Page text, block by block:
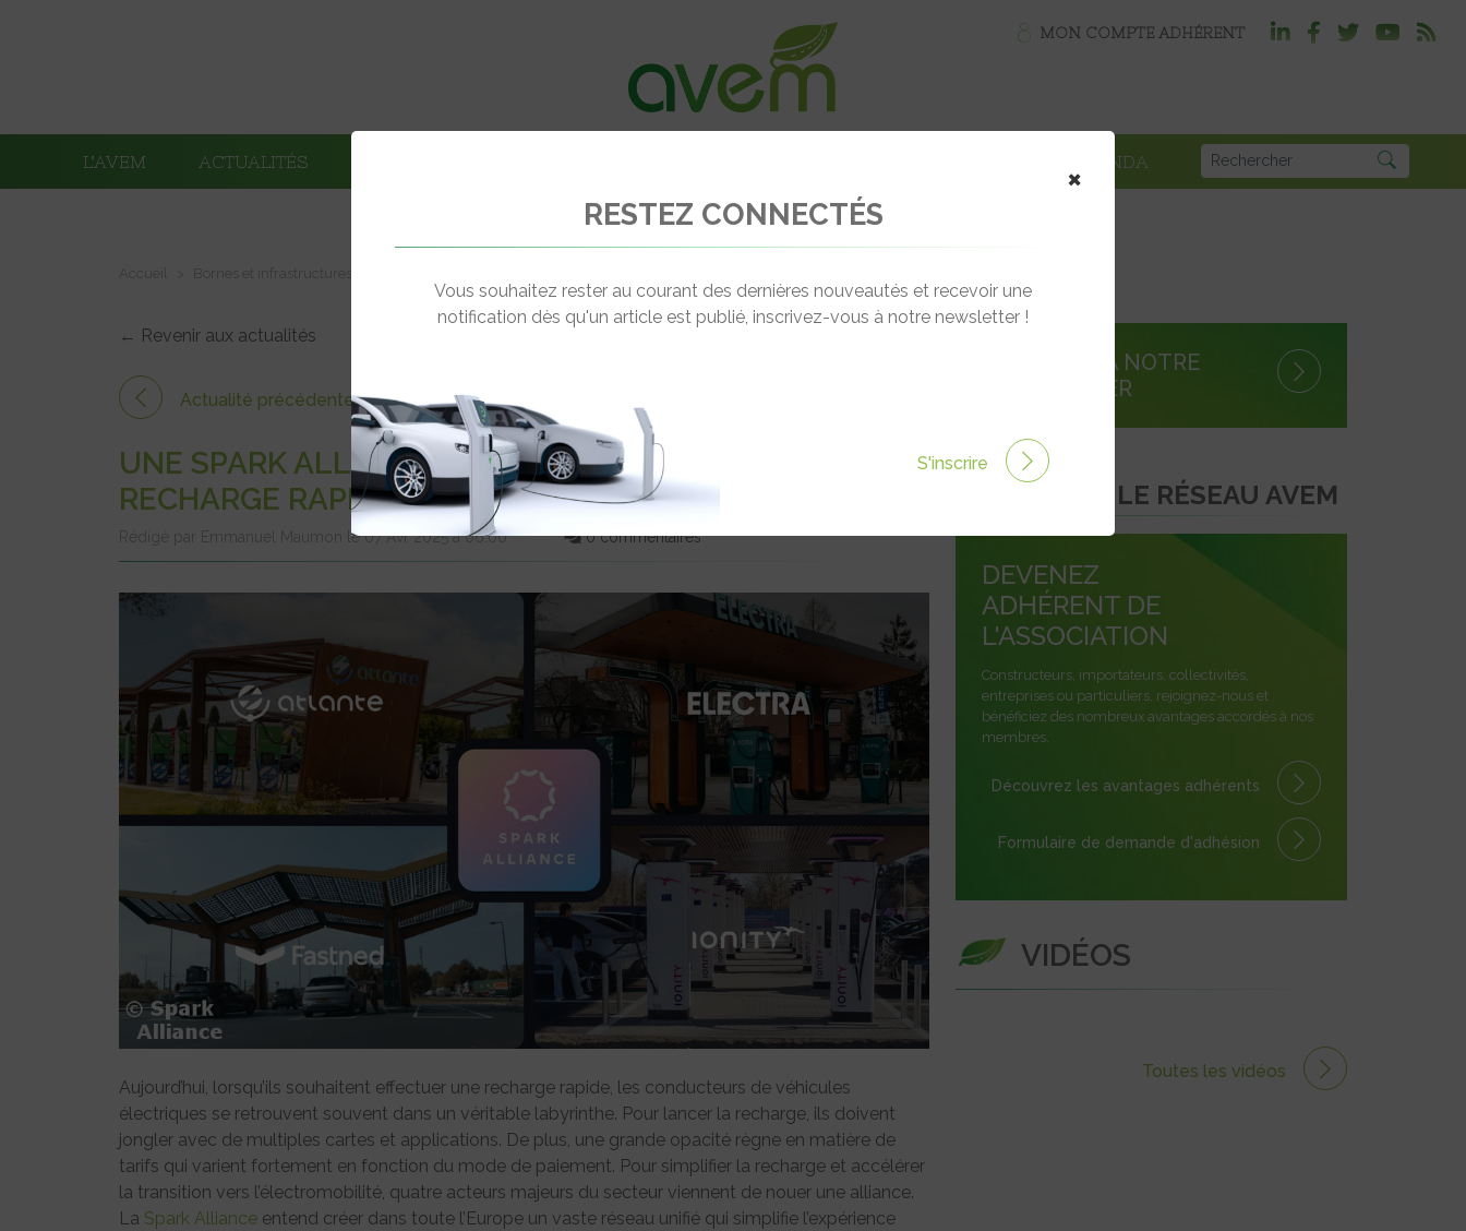
MON COMPTE ADHÉRENT
L’AVEM ACTUALITÉS AGENDA
← Revenir aux actualités
Actualité précédente
UNE SPARK ALLIANCE POUR AMÉLIORER L’IMAGE DE LA
RECHARGE RAPIDE
Rédigé par Emmanuel Maumon le 07 Avr 2025 à 06:00 0 commentaires
Aujourd’hui, lorsqu’ils souhaitent effectuer une recharge rapide, les conducteurs de véhicules
électriques se retrouvent souvent dans un véritable labyrinthe. Pour lancer la recharge, ils doivent
jongler avec de multiples cartes et applications. De plus, une grande opacité règne en matière de
tarifs qui varient fortement en fonction du mode de paiement. Pour simplifier la recharge et accélérer
la transition vers l’électromobilité, quatre acteurs majeurs du secteur viennent de nouer une alliance.
La Spark Alliance entend créer dans toute l’Europe un vaste réseau unifié qui simplifie l’expérience
S'INSCRIRE À NOTRE
NEWSLETTER
REJOINDRE LE RÉSEAU AVEM
DEVENEZ
ADHÉRENT DE
L'ASSOCIATION
Constructeurs, importateurs, collectivités,
entreprises ou particuliers, rejoignez-nous et
bénéficiez des nombreux avantages accordés à nos
membres.
Découvrez les avantages adhérents
Formulaire de demande d'adhésion
VIDÉOS
Toutes les vidéos
×
RESTEZ CONNECTÉS
Vous souhaitez rester au courant des dernières nouveautés et recevoir une
notification dès qu'un article est publié, inscrivez-vous à notre newsletter !
S'inscrire